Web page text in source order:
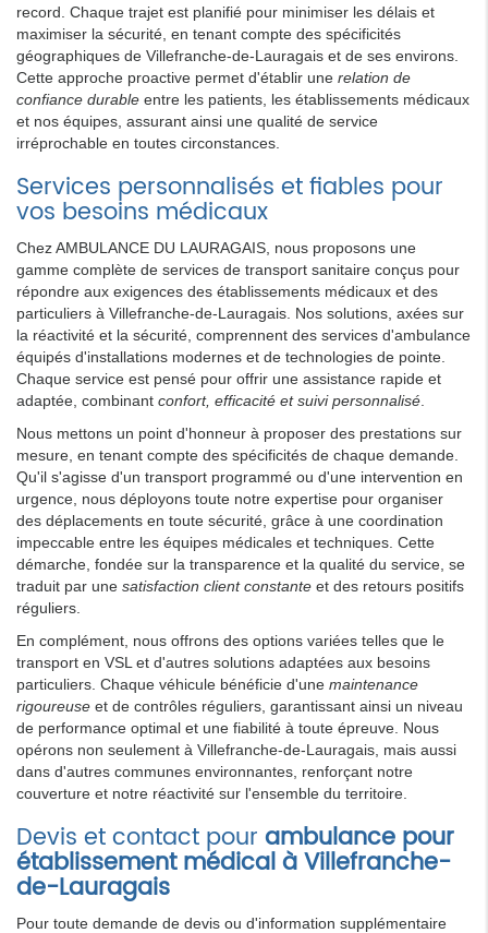
record. Chaque trajet est planifié pour minimiser les délais et
maximiser la sécurité, en tenant compte des spécificités
géographiques de Villefranche-de-Lauragais et de ses environs.
Cette approche proactive permet d'établir une relation de
confiance durable entre les patients, les établissements médicaux
et nos équipes, assurant ainsi une qualité de service
irréprochable en toutes circonstances.
Services personnalisés et fiables pour
vos besoins médicaux
Chez AMBULANCE DU LAURAGAIS, nous proposons une
gamme complète de services de transport sanitaire conçus pour
répondre aux exigences des établissements médicaux et des
particuliers à Villefranche-de-Lauragais. Nos solutions, axées sur
la réactivité et la sécurité, comprennent des services d'ambulance
équipés d'installations modernes et de technologies de pointe.
Chaque service est pensé pour offrir une assistance rapide et
adaptée, combinant confort, efficacité et suivi personnalisé
Nous mettons un point d'honneur à proposer des prestations sur
mesure, en tenant compte des spécificités de chaque demande.
Qu'il s'agisse d'un transport programmé ou d'une intervention en
urgence, nous déployons toute notre expertise pour organiser
des déplacements en toute sécurité, grâce à une coordination
impeccable entre les équipes médicales et techniques. Cette
démarche, fondée sur la transparence et la qualité du service, se
traduit par une satisfaction client constante et des retours positifs
réguliers.
En complément, nous offrons des options variées telles que le
transport en VSL et d'autres solutions adaptées aux besoins
particuliers. Chaque véhicule bénéficie d'une maintenance
rigoureuse et de contrôles réguliers, garantissant ainsi un niveau
de performance optimal et une fiabilité à toute épreuve. Nous
opérons non seulement à Villefranche-de-Lauragais, mais aussi
dans d'autres communes environnantes, renforçant notre
couverture et notre réactivité sur l'ensemble du territoire.
Devis et contact pour ambulance pour
établissement médical à Villefranche-
de-Lauragais
Pour toute demande de devis ou d'information supplémentaire